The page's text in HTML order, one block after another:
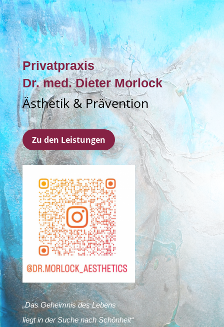
Privatpraxis
Dr. med. Dieter Morlock
Ästhetik & Prävention
Zu den Leistungen
„Das Geheimnis des Lebens
liegt in der Suche nach Schönheit“